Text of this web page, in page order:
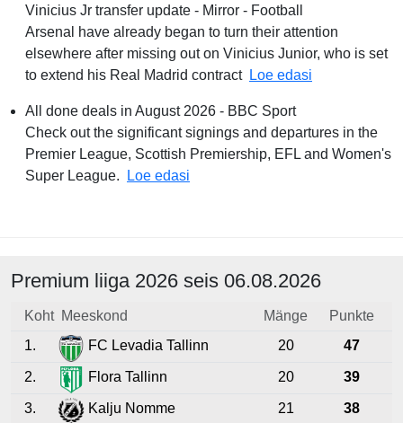
Vinicius Jr transfer update - Mirror - Football
Arsenal have already began to turn their attention
elsewhere after missing out on Vinicius Junior, who is set
to extend his Real Madrid contract
Loe edasi
All done deals in August 2026 - BBC Sport
Check out the significant signings and departures in the
Premier League, Scottish Premiership, EFL and Women's
Super League.
Loe edasi
Premium liiga 2026 seis 06.08.2026
Koht Meeskond Mänge
Punkte
1.
FC Levadia Tallinn 20 47
2. Flora Tallinn 20 39
3. Kalju Nomme 21 38